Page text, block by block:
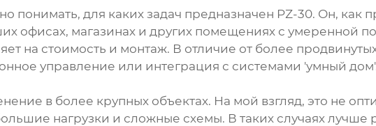
понимать, для каких задач предназначен PZ-30. Он, как
офисах, магазинах и других помещениях с умеренной
на стоимость и монтаж. В отличие от более
управление или интеграция с системами 'умный
в более крупных объектах. На мой взгляд, это не
нагрузки и сложные схемы. В таких случаях